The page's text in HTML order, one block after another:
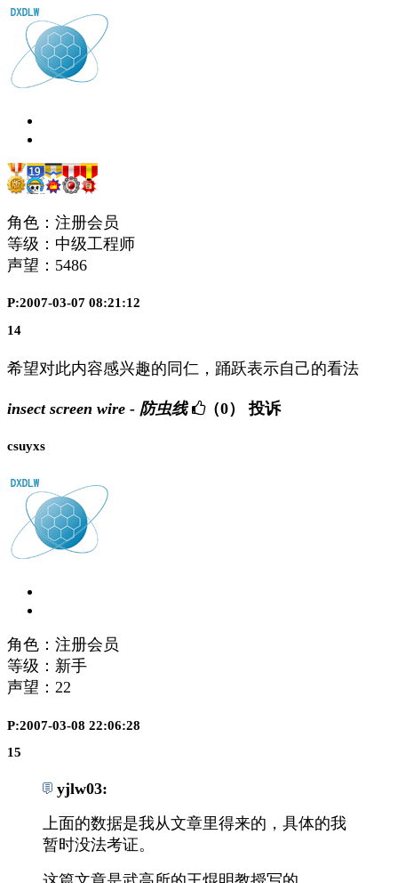
角色：注册会员
等级：中级工程师
声望： 5486
P:2007-03-07 08:21:12
14
希望对此内容感兴趣的同仁，踊跃表示自己的看法
insect screen wire - 防虫线 （0） 投诉
csuyxs
角色：注册会员
等级：新手
声望： 22
P:2007-03-08 22:06:28
15
yjlw03:
上面的数据是我从文章里得来的，具体的我
暂时没法考证。